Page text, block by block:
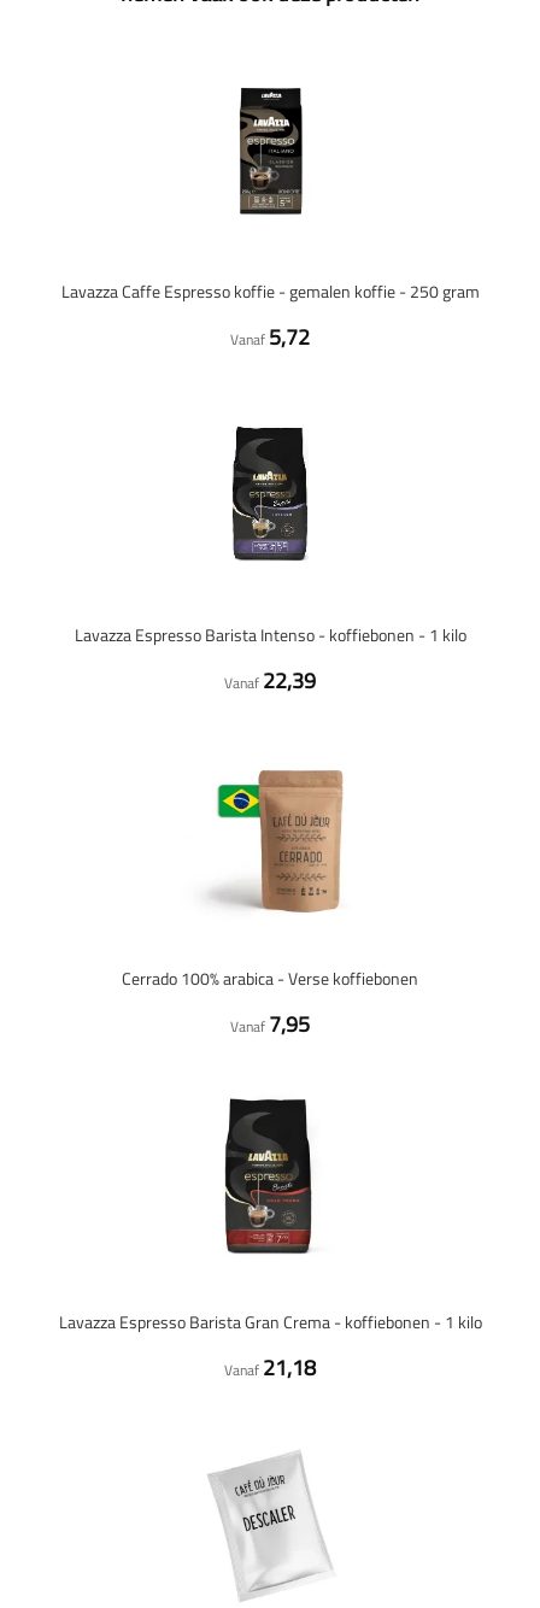
Lavazza Caffe Espresso koffie - gemalen koffie - 250 gram
Vanaf 5,72
Lavazza Espresso Barista Intenso - koffiebonen - 1 kilo
Vanaf 22,39
Cerrado 100% arabica - Verse koffiebonen
Vanaf 7,95
Lavazza Espresso Barista Gran Crema - koffiebonen - 1 kilo
Vanaf 21,18